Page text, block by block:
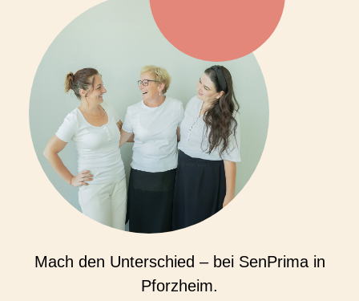
Mach den Unterschied – bei SenPrima in
Pforzheim.